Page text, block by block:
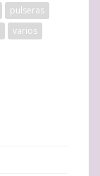
pulseras
varios